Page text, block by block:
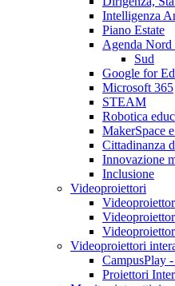
Intelligenza
Piano Estate
Agenda Nord
Sud
Google for
Microsoft 365
STEAM
Robotica
MakerSpace
Cittadinanza
Innovazione
Inclusione
Videoproiettori
Videoproiettori
CampusPlay
Proiettori